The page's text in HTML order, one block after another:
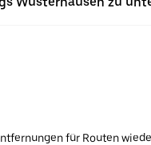
für Routen